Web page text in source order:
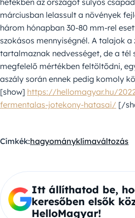
hetekben az országot súlyos
márciusban lelassult a növények
három hónapban 30-80 mm-rel
szokásos mennyiségnél. A talajok
tartalmaznak nedvességet, de a tél
megfelelő mértékben feltöltődni,
aszály során ennek pedig komoly
[show] https://hellomagyar.hu/
fermentalas-jotekony-hatasai/ [/
Címkék:hagyományklímaváltozás
Itt állíthatod be,
keresőben elsők
HelloMagyar!